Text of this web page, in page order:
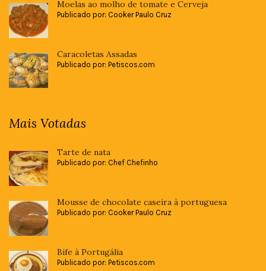
Moelas ao molho de tomate e Cerveja
Publicado por: Cooker Paulo Cruz
Caracoletas Assadas
Publicado por: Petiscos.com
Mais Votadas
Tarte de nata
Publicado por: Chef Chefinho
Mousse de chocolate caseira à portuguesa
Publicado por: Cooker Paulo Cruz
Bife à Portugália
Publicado por: Petiscos.com